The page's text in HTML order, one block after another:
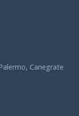
Canegrate